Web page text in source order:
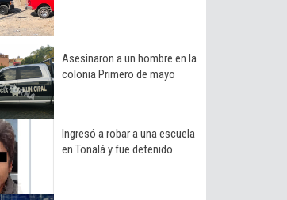
Asesinaron a un hombre en la
colonia Primero de mayo
Ingresó a robar a una escuela
en Tonalá y fue detenido